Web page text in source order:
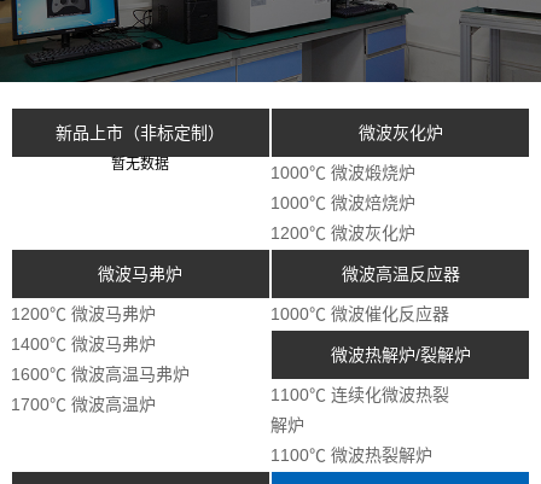
新品上市（非标定制）
暂无数据
微波灰化炉
1000℃ 微波煅烧炉
1000℃ 微波焙烧炉
1200℃ 微波灰化炉
微波马弗炉
1200℃ 微波马弗炉
1400℃ 微波马弗炉
1600℃ 微波高温马弗炉
1700℃ 微波高温炉
微波高温反应器
1000℃ 微波催化反应器
微波热解炉/裂解炉
1100℃ 连续化微波热裂
解炉
1100℃ 微波热裂解炉